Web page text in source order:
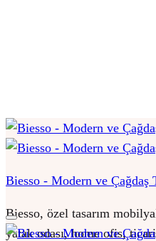
Biesso - Modern ve Çağdaş
Biesso, özel tasarım
yatak odası, home ofis,